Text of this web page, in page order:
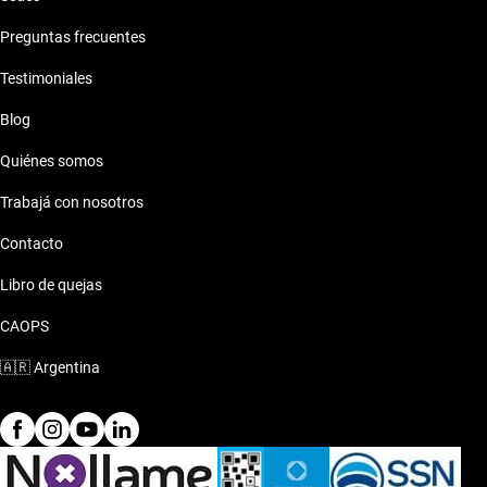
Preguntas frecuentes
Testimoniales
Blog
Quiénes somos
Trabajá con nosotros
Contacto
Libro de quejas
CAOPS
🇦🇷Argentina